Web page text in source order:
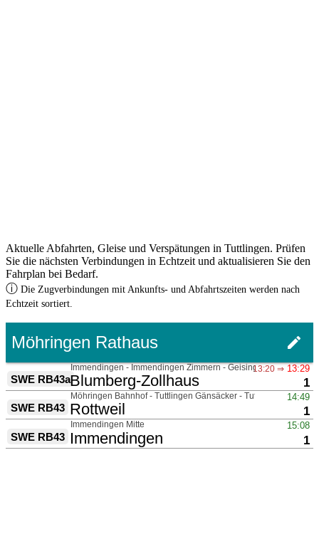
Aktuelle Abfahrten, Gleise und Verspätungen in Tuttlingen. Prüfen
Sie die nächsten Verbindungen in Echtzeit und aktualisieren Sie den
Fahrplan bei Bedarf.
ⓘ Die Zugverbindungen mit Ankunfts- und Abfahrtszeiten werden nach
Echtzeit sortiert.